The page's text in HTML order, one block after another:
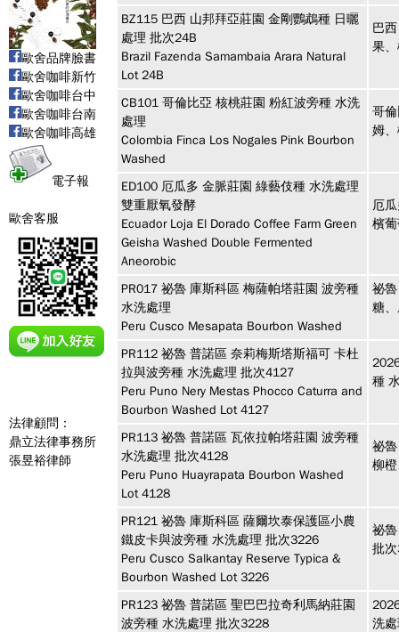
歐舍品牌臉書
歐舍咖啡新竹
歐舍咖啡台中
歐舍咖啡台南
歐舍咖啡高雄
電子報
歐舍客服
法律顧問：
鼎立法律事務所
張昱裕律師
BZ115 巴西 山邦拜亞莊園 金剛鸚鵡種 日曬
處理 批次24B
Brazil Fazenda Samambaia Arara Natural
Lot 24B
巴
果
CB101 哥倫比亞 核桃莊園 粉紅波旁種 水洗
處理
Colombia Finca Los Nogales Pink Bourbon
Washed
哥
姆
ED100 厄瓜多 金脈莊園 綠藝伎種 水洗處理
雙重厭氧發酵
Ecuador Loja El Dorado Coffee Farm Green
Geisha Washed Double Fermented
Aneorobic
厄
檳
PR017 祕魯 庫斯科區 梅薩帕塔莊園 波旁種
水洗處理
Peru Cusco Mesapata Bourbon Washed
祕
糖
PR112 祕魯 普諾區 奈莉梅斯塔斯福可 卡杜
拉與波旁種 水洗處理 批次4127
Peru Puno Nery Mestas Phocco Caturra and
Bourbon Washed Lot 4127
種
PR113 祕魯 普諾區 瓦依拉帕塔莊園 波旁種
水洗處理 批次4128
Peru Puno Huayrapata Bourbon Washed
Lot 4128
祕
柳
PR121 祕魯 庫斯科區 薩爾坎泰保護區小農
鐵皮卡與波旁種 水洗處理 批次3226
Peru Cusco Salkantay Reserve Typica &
Bourbon Washed Lot 3226
祕
批
PR123 祕魯 普諾區 聖巴巴拉奇利馬納莊園
波旁種 水洗處理 批次3228
洗